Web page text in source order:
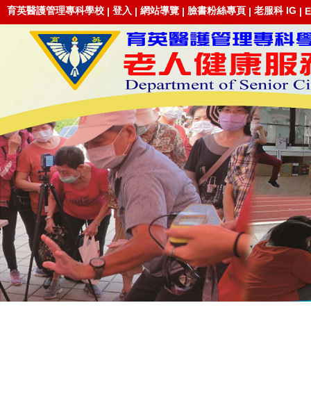
育英醫護管理專科學校 | 登入 | 網站導覽 | 臉書粉絲專頁 | 老服科 IG |